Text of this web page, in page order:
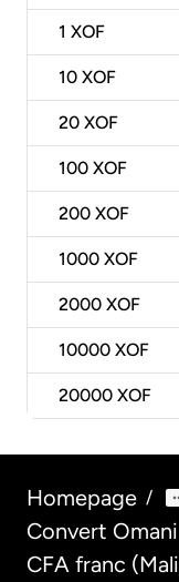
1 XOF
10 XOF
20 XOF
100 XOF
200 XOF
1000 XOF
2000 XOF
10000 XOF
20000 XOF
Homepage /
Convert
CFA franc